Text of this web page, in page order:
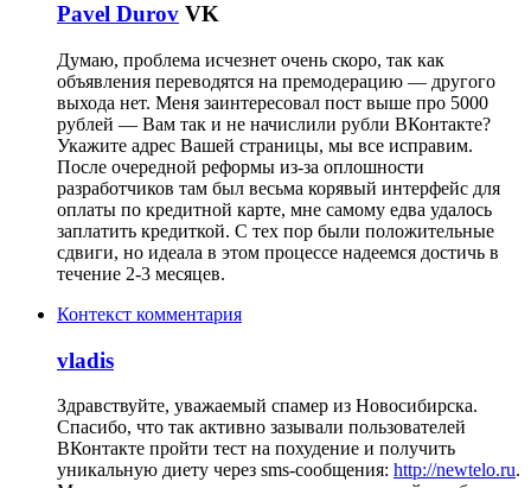
Pavel Durov VK
Думаю, проблема исчезнет очень скоро, так как
объявления переводятся на премодерацию — другого
выхода нет. Меня заинтересовал пост выше про 5000
рублей — Вам так и не начислили рубли ВКонтакте?
Укажите адрес Вашей страницы, мы все исправим.
После очередной реформы из-за оплошности
разработчиков там был весьма корявый интерфейс для
оплаты по кредитной карте, мне самому едва удалось
заплатить кредиткой. С тех пор были положительные
сдвиги, но идеала в этом процессе надеемся достичь в
течение 2-3 месяцев.
Контекст комментария
vladis
Здравствуйте, уважаемый спамер из Новосибирска.
Спасибо, что так активно зазывали пользователей
ВКонтакте пройти тест на похудение и получить
уникальную диету через sms-сообщения: http://newtelo.ru.